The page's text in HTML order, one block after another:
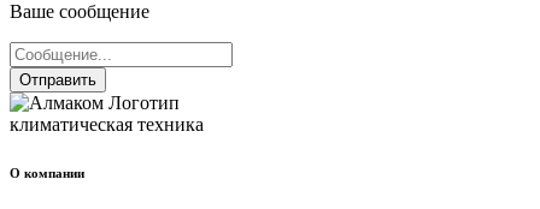
Ваше сообщение
Отправить
климатическая техника
О компании